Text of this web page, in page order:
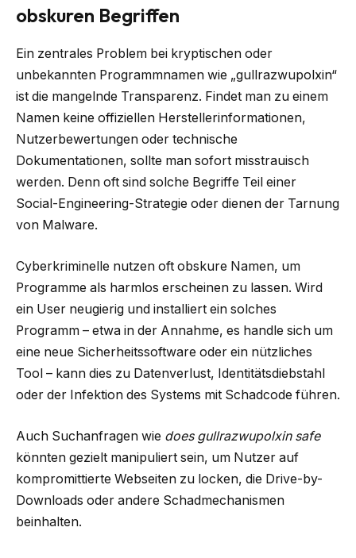
obskuren Begriffen
Ein zentrales Problem bei kryptischen oder
unbekannten Programmnamen wie „gullrazwupolxin“
ist die mangelnde Transparenz. Findet man zu einem
Namen keine offiziellen Herstellerinformationen,
Nutzerbewertungen oder technische
Dokumentationen, sollte man sofort misstrauisch
werden. Denn oft sind solche Begriffe Teil einer
Social-Engineering-Strategie oder dienen der Tarnung
von Malware.
Cyberkriminelle nutzen oft obskure Namen, um
Programme als harmlos erscheinen zu lassen. Wird
ein User neugierig und installiert ein solches
Programm – etwa in der Annahme, es handle sich um
eine neue Sicherheitssoftware oder ein nützliches
Tool – kann dies zu Datenverlust, Identitätsdiebstahl
oder der Infektion des Systems mit Schadcode führen.
Auch Suchanfragen wie does gullrazwupolxin safe
könnten gezielt manipuliert sein, um Nutzer auf
kompromittierte Webseiten zu locken, die Drive-by-
Downloads oder andere Schadmechanismen
beinhalten.